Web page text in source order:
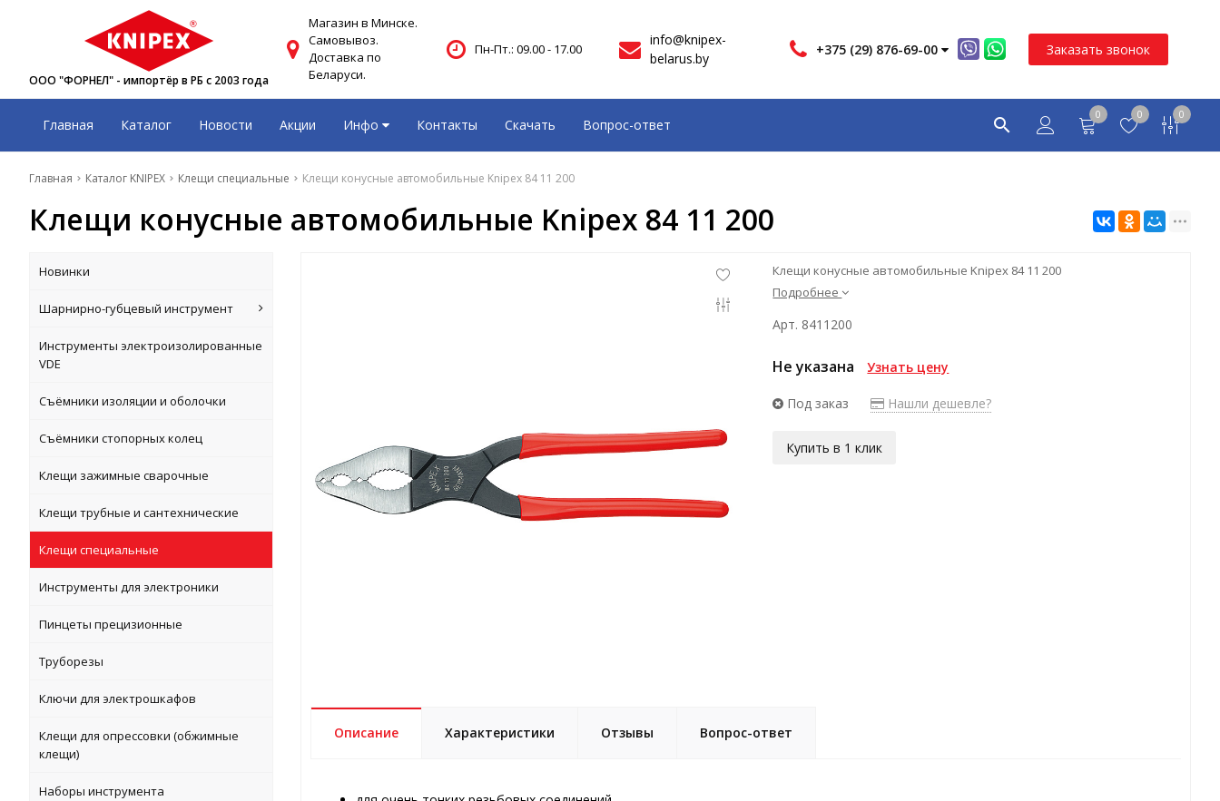
ООО "ФОРНЕЛ" - импортёр в РБ с 2003 года
Магазин в Минске.
Самовывоз.
Доставка по
Беларуси.
Пн-Пт.: 09.00 - 17.00
info@knipex-
belarus.by
+375 (29) 876-69-00 Заказать звонок
Главная Каталог Новости Акции Инфо Контакты Скачать Вопрос-ответ
0 0 0
Главная Каталог KNIPEX Клещи специальные Клещи конусные автомобильные Knipex 84 11 200
Клещи конусные автомобильные Knipex 84 11 200
Новинки
Шарнирно-губцевый инструмент
Инструменты электроизолированные
VDE
Съёмники изоляции и оболочки
Съёмники стопорных колец
Клещи зажимные сварочные
Клещи трубные и сантехнические
Клещи специальные
Инструменты для электроники
Пинцеты прецизионные
Труборезы
Ключи для электрошкафов
Клещи для опрессовки (обжимные
клещи)
Наборы инструмента
Клещи конусные автомобильные Knipex 84 11 200
Подробнее
Арт. 8411200
Не указана Узнать цену
Под заказ Нашли дешевле?
Купить в 1 клик
Описание Характеристики Отзывы Вопрос-ответ